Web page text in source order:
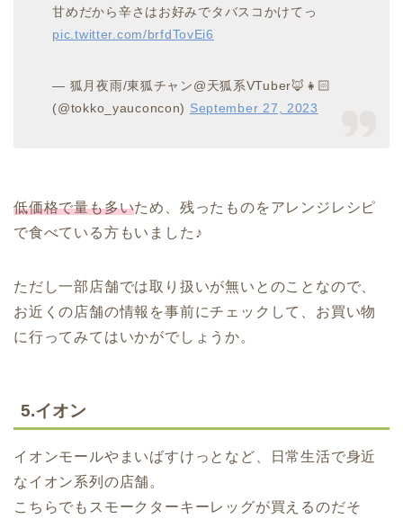
甘めだから辛さはお好みでタバスコかけてっ
pic.twitter.com/brfdTovEi6
— 狐月夜雨/東狐チャン@天狐系VTuber🦊👧🏻‎
(@tokko_yauconcon) September 27, 2023
低価格で量も多いため、残ったものをアレンジレシピ
で食べている方もいました♪
ただし一部店舗では取り扱いが無いとのことなので、
お近くの店舗の情報を事前にチェックして、お買い物
に行ってみてはいかがでしょうか。
5.イオン
イオンモールやまいばすけっとなど、日常生活で身近
なイオン系列の店舗。
こちらでもスモークターキーレッグが買えるのだそ